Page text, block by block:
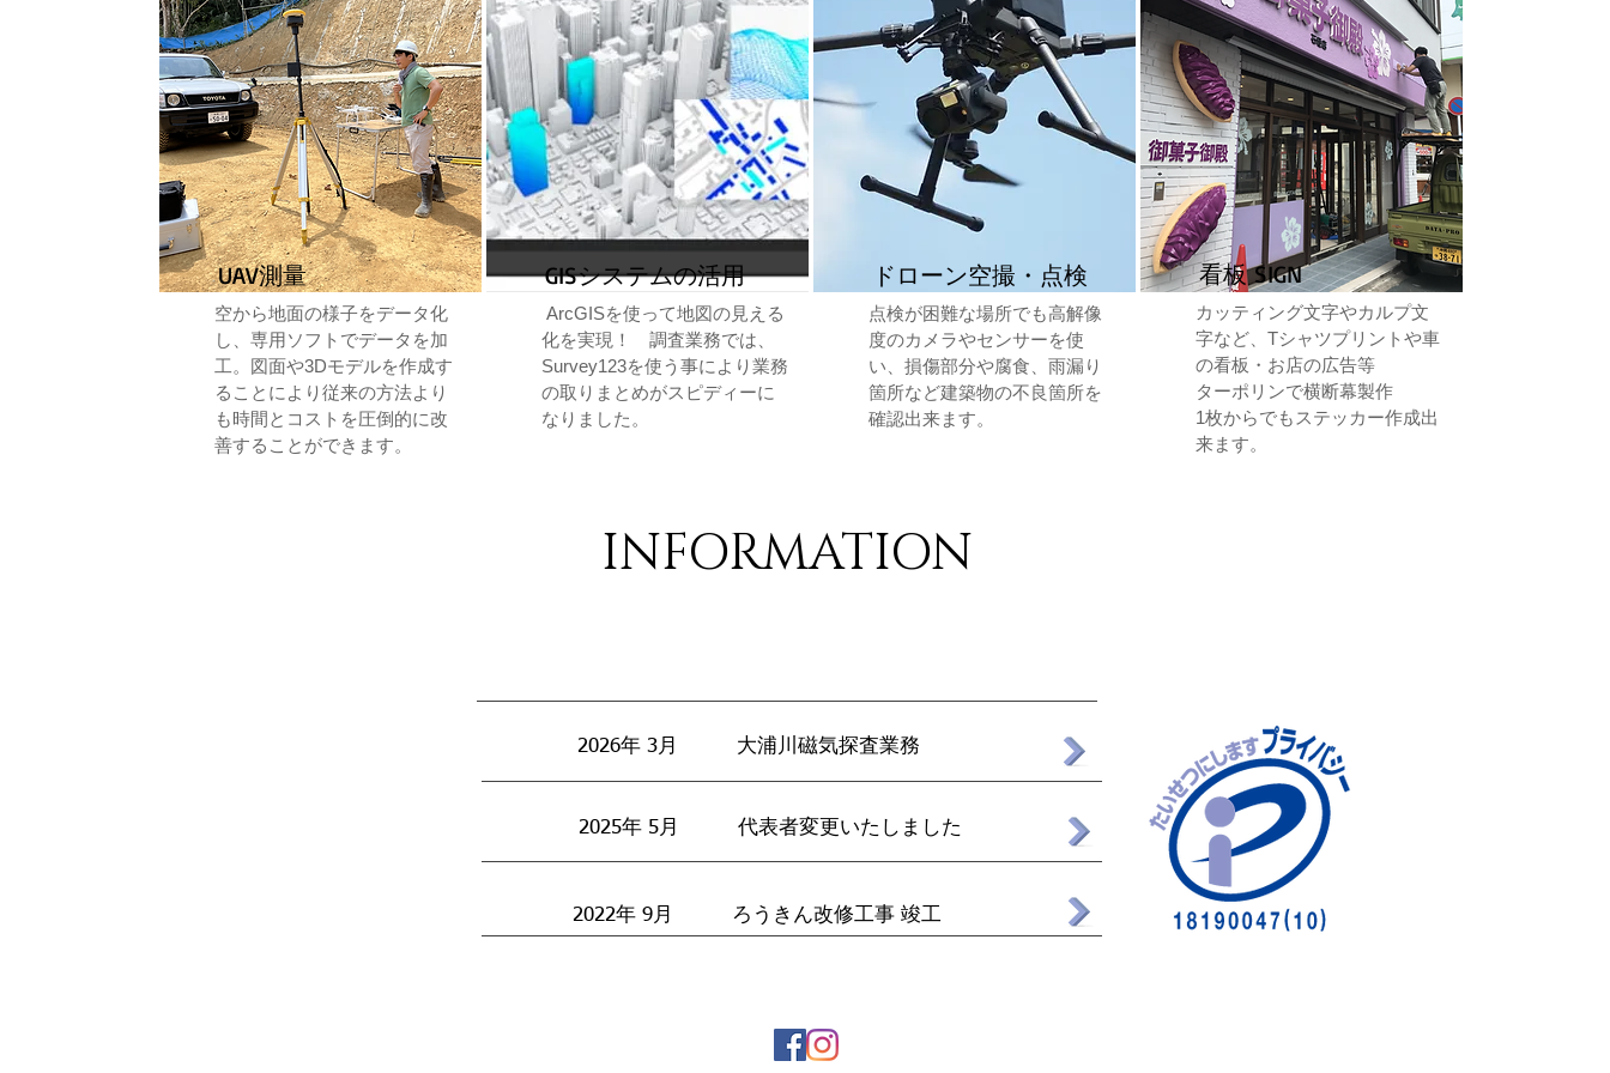
UAV測量
空から地面の様子をデータ化
し、専用ソフトでデータを加
工。図面や3Dモデルを作成す
ることにより従来の方法より
も時間とコストを圧倒的に改
善することができます。
GISシステムの活用
ArcGISを使って地図の見える
化を実現！ 調査業務では、
Survey123を使う事により業務
の取りまとめがスピディーに
なりました。
ドローン空撮・点検
点検が困難な場所でも高解像
度のカメラやセンサーを使
い、損傷部分や腐食、雨漏り
箇所など建築物の不良箇所を
確認出来ます。
看板 SIGN
カッティング文字やカルプ文
字など、Tシャツプリントや車
の看板・お店の広告等
​ターポリンで横断幕製作
​1枚からでもステッカー作成出
来ます。
INFORMATION
2026年 3月 大浦川磁気探査業務
2025年 5月 代表者変更いたしました
2022年 9月 ろうきん改修工事 竣工